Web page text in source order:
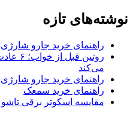
نوشته‌های تازه
راهنمای خرید جارو شارژی
روتین
می‌کند
راهنمای خرید جارو
راهنمای خرید سمعک
مقایسه اسکوتر برقی تاشو